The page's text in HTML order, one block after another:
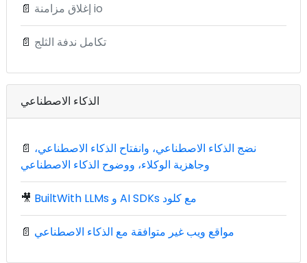
📄 إغلاق مزامنة io
📄 تكامل ندفة الثلج
الذكاء الاصطناعي
📄 نضج الذكاء الاصطناعي، وانفتاح الذكاء الاصطناعي،
وجاهزية الوكلاء، ووضوح الذكاء الاصطناعي
🎥 BuiltWith LLMs و AI SDKs مع كلود
📄 مواقع ويب غير متوافقة مع الذكاء الاصطناعي